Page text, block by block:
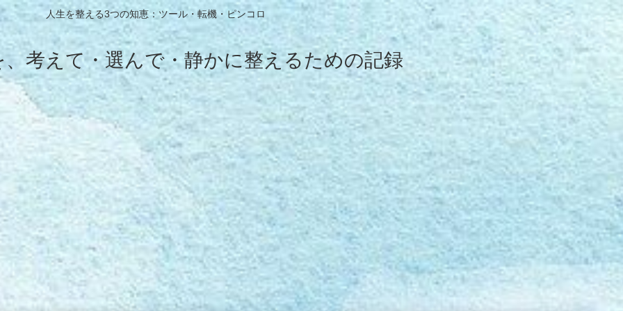
人生を整える3つの知恵：ツール・転機・ピンコロ
、考えて・選んで・静かに整えるための記録